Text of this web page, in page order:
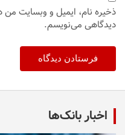
ذخیره نام، ایمیل و وبسایت من
دیدگاهی می‌نویسم.
اخبار بانک‌ها